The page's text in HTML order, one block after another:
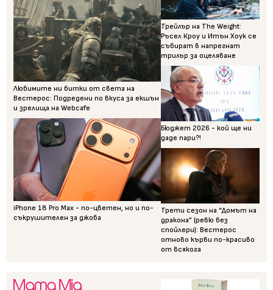
Любимите ни битки от света на
Вестерос: Подредени по вкуса за екшън
и зрелища на Webcafe
iPhone 18 Pro Max - по-цветен, но и по-
съкрушителен за джоба
Трейлър на The Weight:
Ръсел Кроу и Итън Хоук се
събират в напрегнат
трилър за оцеляване
Бюджет 2026 - кой ще ни
даде пари?!
Трети сезон на “Домът на
дракона” (ревю без
спойлери): Вестерос
отново кърви по-красиво
от всякога